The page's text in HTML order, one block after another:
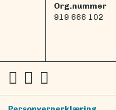
Org.nummer
919 666 102